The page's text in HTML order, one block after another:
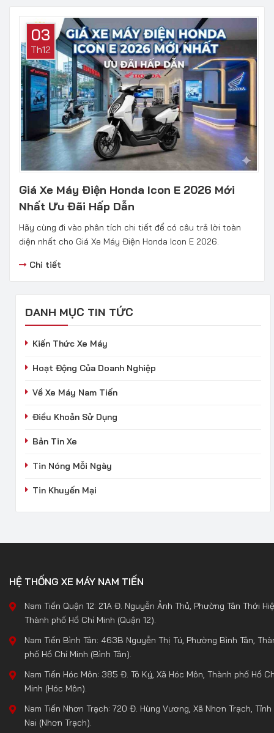
03
Th12
Giá Xe Máy Điện Honda Icon E 2026 Mới
Nhất Ưu Đãi Hấp Dẫn
Hãy cùng đi vào phân tích chi tiết để có câu trả lời toàn
diện nhất cho Giá Xe Máy Điện Honda Icon E 2026.
Chi tiết
DANH MỤC TIN TỨC
Kiến Thức Xe Máy
Hoạt Động Của Doanh Nghiệp
Về Xe Máy Nam Tiến
Điều Khoản Sử Dụng
Bản Tin Xe
Tin Nóng Mỗi Ngày
Tin Khuyến Mại
HỆ THỐNG XE MÁY NAM TIẾN
Nam Tiến Quận 12: 21A Đ. Nguyễn Ảnh Thủ, Phường Tân Thới
Thành phố Hồ Chí Minh (Quận 12).
Nam Tiến Bình Tân: 463B Nguyễn Thị Tú, Phường Bình Tân,
phố Hồ Chí Minh (Bình Tân).
Nam Tiến Hóc Môn: 385 Đ. Tô Ký, Xã Hóc Môn, Thành phố Hồ
Minh (Hóc Môn).
Nam Tiến Nhơn Trạch: 720 Đ. Hùng Vương, Xã Nhơn Trạch,
Nai (Nhơn Trạch).